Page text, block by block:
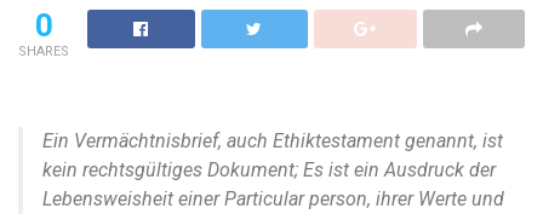
0
SHARES
Ein Vermächtnisbrief, auch Ethiktestament genannt, ist
kein rechtsgültiges Dokument; Es ist ein Ausdruck der
Lebensweisheit einer Particular person, ihrer Werte und